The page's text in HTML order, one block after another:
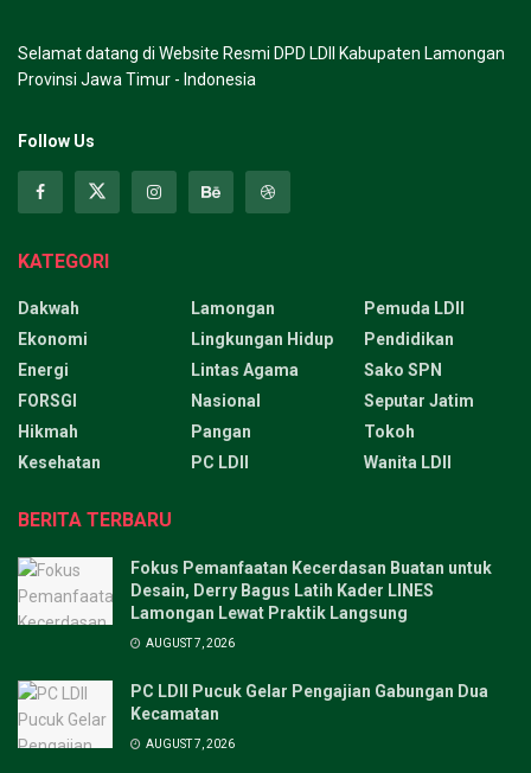
Selamat datang di Website Resmi DPD LDII Kabupaten Lamongan
Provinsi Jawa Timur - Indonesia
Follow Us
KATEGORI
Dakwah
Ekonomi
Energi
FORSGI
Hikmah
Kesehatan
Lamongan
Lingkungan Hidup
Lintas Agama
Nasional
Pangan
PC LDII
Pemuda LDII
Pendidikan
Sako SPN
Seputar Jatim
Tokoh
Wanita LDII
BERITA TERBARU
Fokus Pemanfaatan Kecerdasan Buatan untuk
Desain, Derry Bagus Latih Kader LINES
Lamongan Lewat Praktik Langsung
AUGUST 7, 2026
PC LDII Pucuk Gelar Pengajian Gabungan Dua
Kecamatan
AUGUST 7, 2026